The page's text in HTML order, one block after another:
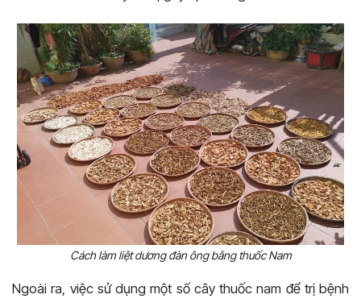
Cách làm liệt dương đàn ông bằng thuốc Nam
Ngoài ra, việc sử dụng một số cây thuốc nam để trị bệnh